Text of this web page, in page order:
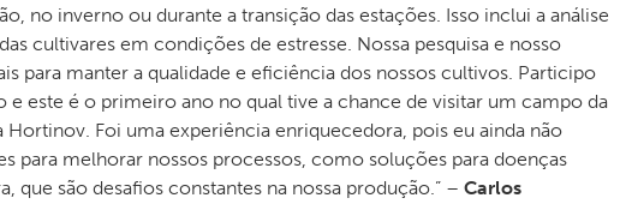
no inverno ou durante a transição das estações. Isso inclui a análise
cultivares em condições de estresse. Nossa pesquisa e nosso
para manter a qualidade e eficiência dos nossos cultivos. Participo
e este é o primeiro ano no qual tive a chance de visitar um campo da
Hortinov. Foi uma experiência enriquecedora, pois eu ainda não
para melhorar nossos processos, como soluções para doenças
são desafios constantes na nossa produção.” – Carlos